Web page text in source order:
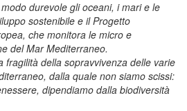
durevole gli oceani, i mari e le
sostenibile e il Progetto
che monitora le micro e
del Mar Mediterraneo.
fragilità della sopravvivenza delle varie
dalla quale non siamo scissi:
dipendiamo dalla biodiversità